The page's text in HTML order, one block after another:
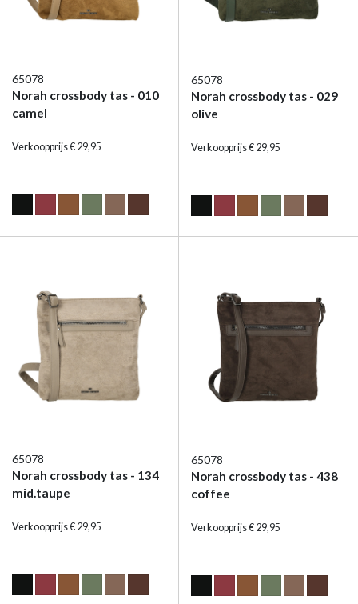
65078
Norah crossbody tas - 010
camel
Verkoopprijs € 29,95
65078
Norah crossbody tas - 029
olive
Verkoopprijs € 29,95
65078
Norah crossbody tas - 134
mid.taupe
Verkoopprijs € 29,95
65078
Norah crossbody tas - 438
coffee
Verkoopprijs € 29,95